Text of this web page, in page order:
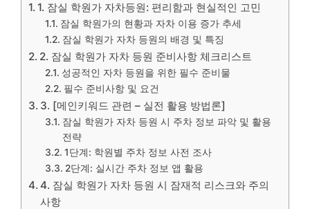
1. 잠실 학원가 자차등원: 편리함과 현실적인 고민
잠실 학원가의 현황과 자차 이용 증가 추세
잠실 학원가 자차 등원의 배경 및 특징
2. 잠실 학원가 자차 등원 준비사항 체크리스트
성공적인 자차 등원을 위한 필수 준비물
필수 준비사항 및 요건
3. [메인키워드 관련 – 실전 활용 방법론]
잠실 학원가 자차 등원 시 주차 정보 파악 및 활용
전략
1단계: 학원별 주차 정보 사전 조사
2단계: 실시간 주차 정보 앱 활용
4. 잠실 학원가 자차 등원 시 잠재적 리스크와 주의
사항